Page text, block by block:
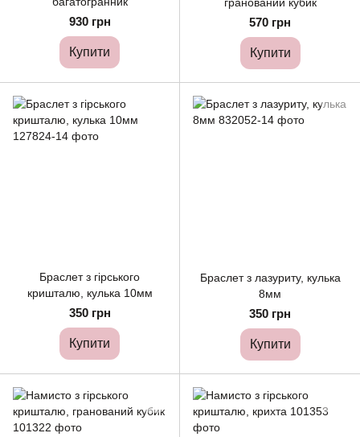
930 грн
Купити
570 грн
Купити
Браслет з гірського
кришталю, кулька 10мм
350 грн
Купити
Браслет з лазуриту, кулька
8мм
350 грн
Купити